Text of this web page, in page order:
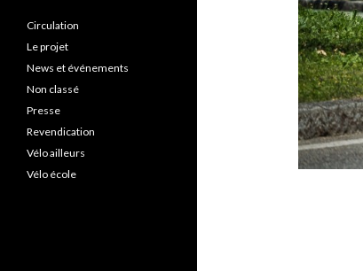
Circulation
Le projet
News et événements
Non classé
Presse
Revendication
Vélo ailleurs
Vélo école